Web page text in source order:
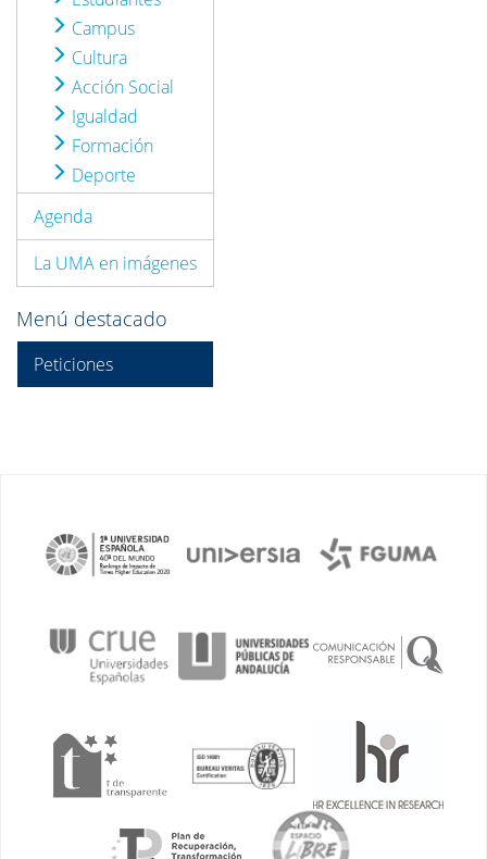
Campus
Cultura
Acción Social
Igualdad
Formación
Deporte
Agenda
La UMA en imágenes
Menú destacado
Peticiones